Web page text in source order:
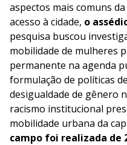
aspectos mais comuns
acesso à cidade, o
pesquisa buscou
mobilidade de mulheres
permanente na agenda
formulação de políticas
desigualdade de gênero
racismo institucional
mobilidade urbana da
campo foi realizada de